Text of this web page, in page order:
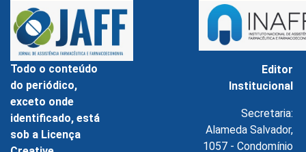
Todo o conteúdo
do periódico,
exceto onde
identificado, está
sob a Licença
Editor
Institucional
Secretaria:
Alameda Salvador,
1057 - Condomínio